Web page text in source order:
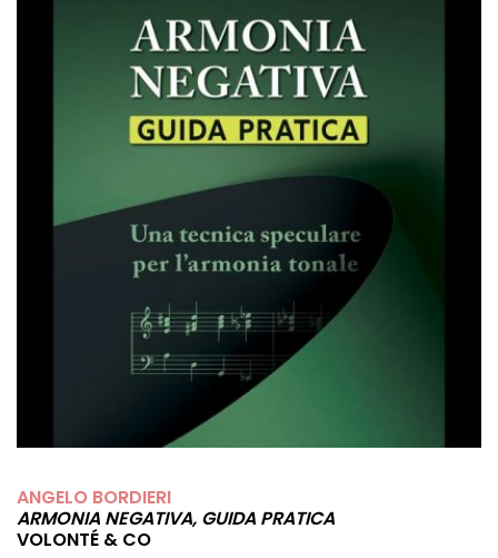
ANGELO BORDIERI
ARMONIA NEGATIVA, GUIDA PRATICA
VOLONTÉ & CO